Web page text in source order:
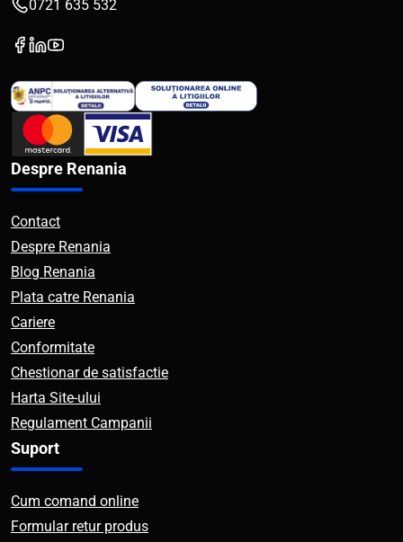
0721 635 532
Despre Renania
Contact
Despre Renania
Blog Renania
Plata catre Renania
Cariere
Conformitate
Chestionar de satisfactie
Harta Site-ului
Regulament Campanii
Suport
Cum comand online
Formular retur produs